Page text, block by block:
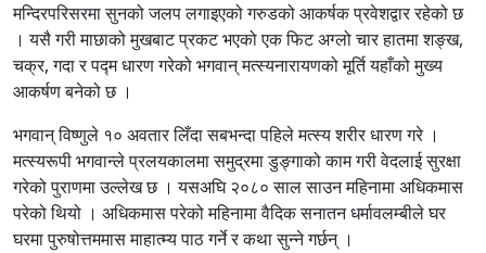
मन्दिरपरिसरमा सुनको जलप लगाइएको गरुडको आकर्षक प्रवेशद्वार रहेको छ
। यसै गरी माछाको मुखबाट प्रकट भएको एक फिट अग्लो चार हातमा शङ्ख,
चक्र, गदा र पद्म धारण गरेको भगवान् मत्स्यनारायणको मूर्ति यहाँको मुख्य
आकर्षण बनेको छ ।
भगवान् विष्णुले १० अवतार लिँदा सबभन्दा पहिले मत्स्य शरीर धारण गरे ।
मत्स्यरूपी भगवान्ले प्रलयकालमा समुद्रमा डुङ्गाको काम गरी वेदलाई सुरक्षा
गरेको पुराणमा उल्लेख छ । यसअघि २०८० साल साउन महिनामा अधिकमास
परेको थियो । अधिकमास परेको महिनामा वैदिक सनातन धर्मावलम्बीले घर
घरमा पुरुषोत्तममास माहात्म्य पाठ गर्ने र कथा सुन्ने गर्छन् ।